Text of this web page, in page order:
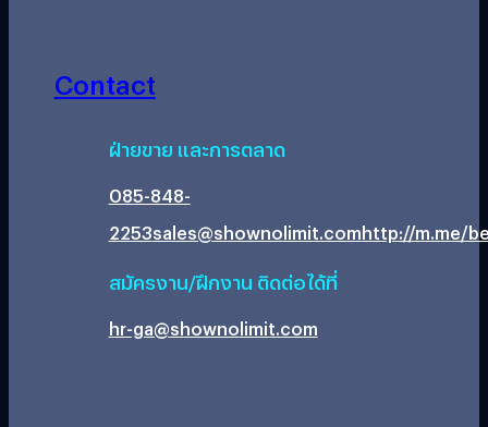
Contact
ฝ่ายขาย และการตลาด
085-848-
2253sales@shownolimit.comhttp://m.me/
สมัครงาน/ฝึกงาน ติดต่อได้ที่
hr-ga@shownolimit.com